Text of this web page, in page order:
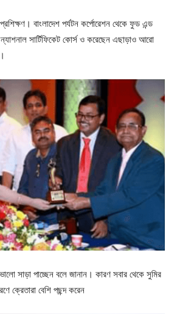
বাংলাদেশ পর্যটন কর্পোরেশন থেকে ফুড এন্ড
সার্টিফিকেট কোর্স ও করেছেন এছাড়াও আরো
সাড়া পাচ্ছেন বলে জানান। কারণ সবার থেকে সুমির
ক্রেতারা বেশি পছন্দ করেন